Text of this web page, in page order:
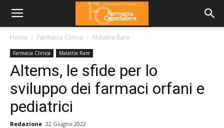
Home Farmacia Clinica Malattie Rare
Farmacia Clinica Malattie Rare
Altems, le sfide per lo
sviluppo dei farmaci orfani e
pediatrici
Redazione 22 Giugno 2022